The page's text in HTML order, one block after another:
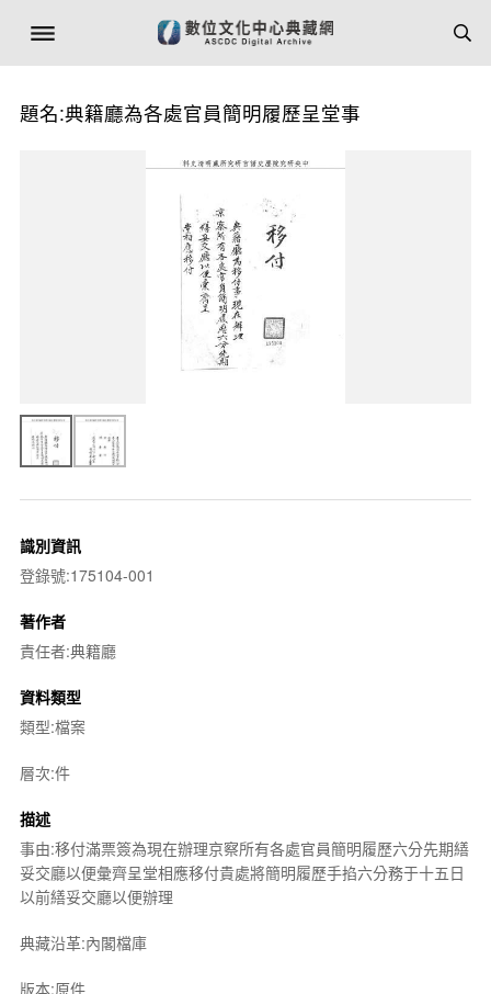
題名:典籍廳為各處官員簡明履歷呈堂事
識別資訊
登錄號:175104-001
著作者
責任者:典籍廳
資料類型
類型:檔案
層次:件
描述
事由:移付滿票簽為現在辦理京察所有各處官員簡明履歷六分先期繕
妥交廳以便彙齊呈堂相應移付貴處將簡明履歷手掐六分務于十五日
以前繕妥交廳以便辦理
典藏沿革:內閣檔庫
版本:原件